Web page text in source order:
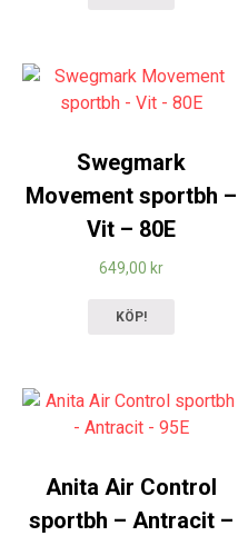
Swegmark
Movement sportbh –
Vit – 80E
649,00 kr
KÖP!
Anita Air Control
sportbh – Antracit –